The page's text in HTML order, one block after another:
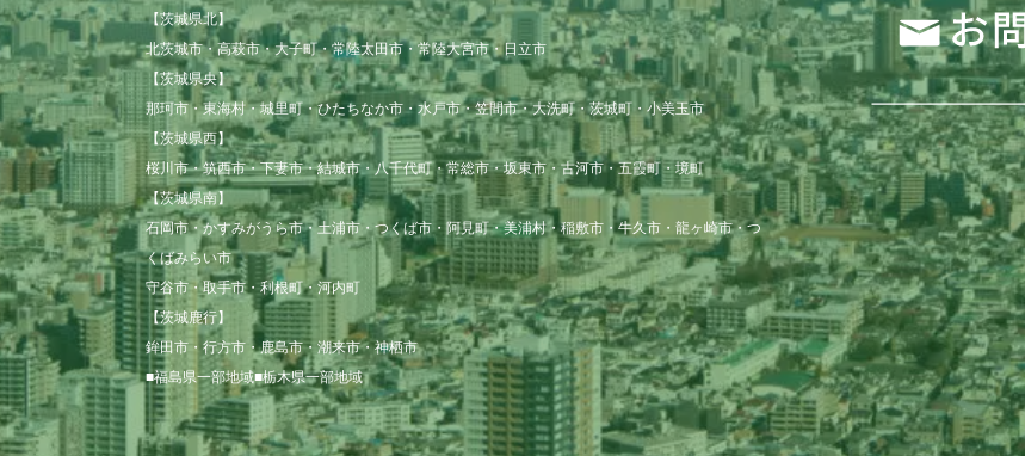
【茨城県北】
北茨城市・高萩市・大子町・常陸太田市・常陸大宮市・日立市
【茨城県央】
那珂市・東海村・城里町・ひたちなか市・水戸市・笠間市・大洗町・茨城町・小美玉市
【茨城県西】
桜川市・筑西市・下妻市・結城市・八千代町・常総市・坂東市・古河市・五霞町・境町
【茨城県南】
石岡市・かすみがうら市・土浦市・つくば市・阿見町・美浦村・稲敷市・牛久市・龍ヶ崎市・つ
くばみらい市
守谷市・取手市・利根町・河内町
【茨城鹿行】
鉾田市・行方市・鹿島市・潮来市・神栖市
■福島県一部地域■栃木県一部地域